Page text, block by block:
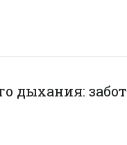
дыхания: